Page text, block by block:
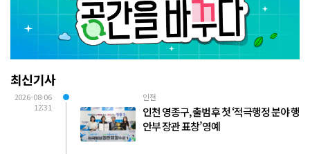
최신기사
2026-08-06
12:31
인천
인천 영종구, 출범 후 첫 ‘적극행정 분야 행
안부 장관 표창’ 영예